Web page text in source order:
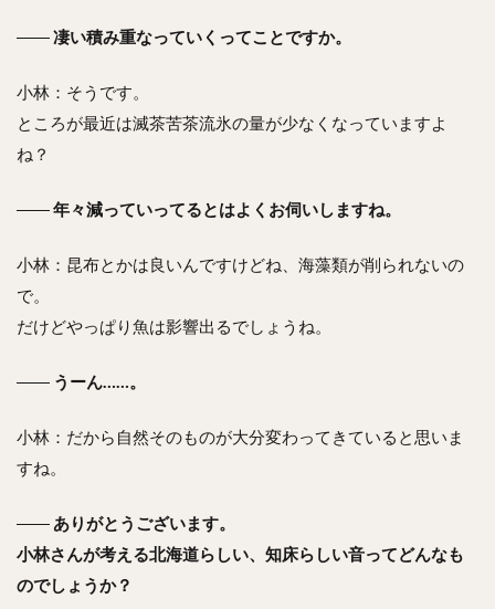
――凄い積み重なっていくってことですか。
小林：そうです。
ところが最近は滅茶苦茶流氷の量が少なくなっていますよ
ね？
――年々減っていってるとはよくお伺いしますね。
小林：昆布とかは良いんですけどね、海藻類が削られないの
で。
だけどやっぱり魚は影響出るでしょうね。
―― うーん……。
小林：だから自然そのものが大分変わってきていると思いま
すね。
―― ありがとうございます。
小林さんが考える北海道らしい、知床らしい音ってどんなも
のでしょうか？